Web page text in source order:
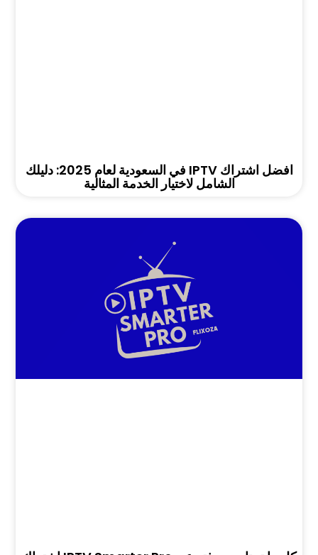
افضل اشتراك IPTV في السعودية لعام 2025: دليلك
الشامل لاختيار الخدمة المثالية